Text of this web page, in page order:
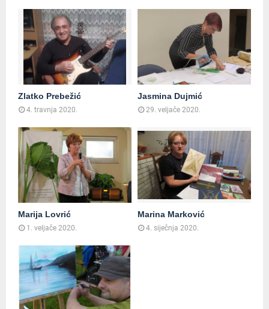
Zlatko Prebežić
4. travnja 2020.
Jasmina Dujmić
29. veljače 2020.
Marija Lovrić
1. veljače 2020.
Marina Marković
4. siječnja 2020.